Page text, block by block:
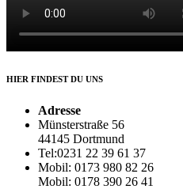
HIER FINDEST DU UNS
Adresse
Münsterstraße 56
44145 Dortmund
Tel:0231 22 39 61 37
Mobil: 0173 980 82 26
Mobil: 0178 390 26 41